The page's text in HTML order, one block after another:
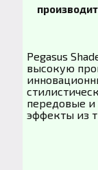
Pegasus
высокую
передовые и
эффекты из